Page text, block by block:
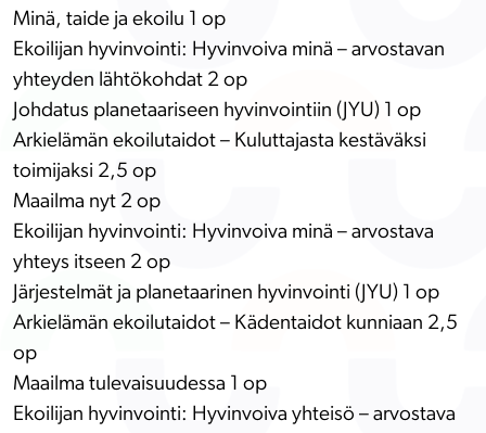
Minä, taide ja ekoilu 1 op
Ekoilijan hyvinvointi: Hyvinvoiva minä – arvostavan
yhteyden lähtökohdat 2 op
Johdatus planetaariseen hyvinvointiin (JYU) 1 op
Arkielämän ekoilutaidot – Kuluttajasta kestäväksi
toimijaksi 2,5 op
Maailma nyt 2 op
Ekoilijan hyvinvointi: Hyvinvoiva minä – arvostava
yhteys itseen 2 op
Järjestelmät ja planetaarinen hyvinvointi (JYU) 1 op
Arkielämän ekoilutaidot – Kädentaidot kunniaan 2,5
op
Maailma tulevaisuudessa 1 op
Ekoilijan hyvinvointi: Hyvinvoiva yhteisö – arvostava